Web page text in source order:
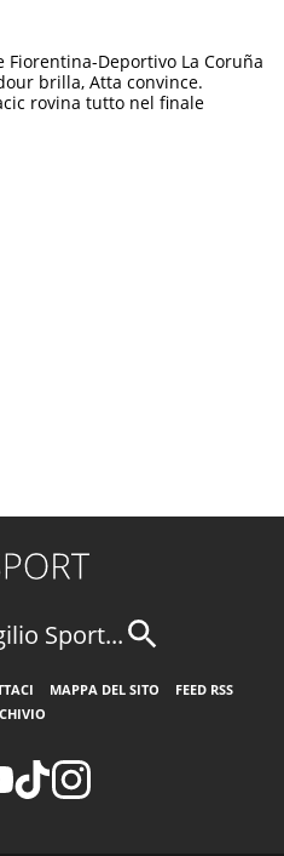
Fiorentina-Deportivo La Coruña
brilla, Atta convince.
rovina tutto nel finale
Sport...
MAPPA DEL SITO
FEED RSS